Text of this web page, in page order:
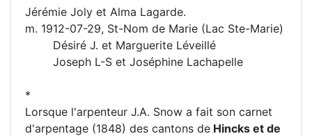
Jérémie Joly et Alma Lagarde.
m. 1912-07-29, St-Nom de Marie (Lac Ste-Marie)
Désiré J. et Marguerite Léveillé
Joseph L-S et Joséphine Lachapelle
*
Lorsque l'arpenteur J.A. Snow a fait son carnet
d'arpentage (1848) des cantons de Hincks et de